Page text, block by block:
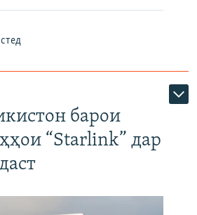
барои
“Starlink” дар